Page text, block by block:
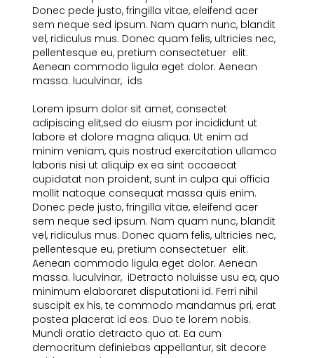
Donec pede justo, fringilla vitae, eleifend acer
sem neque sed ipsum. Nam quam nunc, blandit
vel, ridiculus mus. Donec quam felis, ultricies nec,
pellentesque eu, pretium consectetuer elit.
Aenean commodo ligula eget dolor. Aenean
massa. luculvinar, ids
Lorem ipsum dolor sit amet, consectet
adipiscing elit,sed do eiusm por incididunt ut
labore et dolore magna aliqua. Ut enim ad
minim veniam, quis nostrud exercitation ullamco
laboris nisi ut aliquip ex ea sint occaecat
cupidatat non proident, sunt in culpa qui officia
mollit natoque consequat massa quis enim.
Donec pede justo, fringilla vitae, eleifend acer
sem neque sed ipsum. Nam quam nunc, blandit
vel, ridiculus mus. Donec quam felis, ultricies nec,
pellentesque eu, pretium consectetuer elit.
Aenean commodo ligula eget dolor. Aenean
massa. luculvinar, iDetracto noluisse usu ea, quo
minimum elaboraret disputationi id. Ferri nihil
suscipit ex his, te commodo mandamus pri, erat
postea placerat id eos. Duo te lorem nobis.
Mundi oratio detracto quo at. Ea cum
democritum definiebas appellantur, sit decore